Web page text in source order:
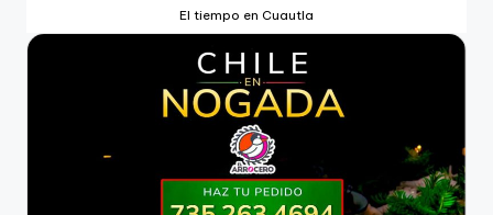
El tiempo en Cuautla